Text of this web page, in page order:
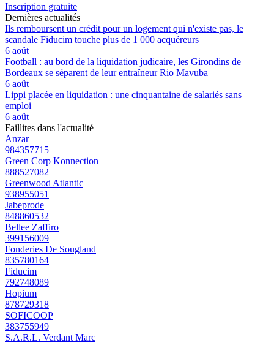
Inscription gratuite
Dernières actualités
Ils remboursent un crédit pour un logement qui n'existe pas, le
scandale Fiducim touche plus de 1 000 acquéreurs
6 août
Football : au bord de la liquidation judicaire, les Girondins de
Bordeaux se séparent de leur entraîneur Rio Mavuba
6 août
Lippi placée en liquidation : une cinquantaine de salariés sans
emploi
6 août
Faillites dans l'actualité
Anzar
984357715
Green Corp Konnection
888527082
Greenwood Atlantic
938955051
Jabeprode
848860532
Bellee Zaffiro
399156009
Fonderies De Sougland
835780164
Fiducim
792748089
Hopium
878729318
SOFICOOP
383755949
S.A.R.L. Verdant Marc